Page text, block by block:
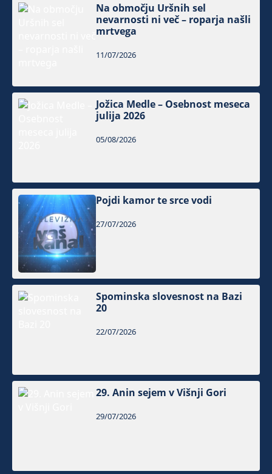
Na območju Uršnih sel
nevarnosti ni več – roparja našli
mrtvega
11/07/2026
Jožica Medle – Osebnost meseca
julija 2026
05/08/2026
Pojdi kamor te srce vodi
27/07/2026
Spominska slovesnost na Bazi
20
22/07/2026
29. Anin sejem v Višnji Gori
29/07/2026